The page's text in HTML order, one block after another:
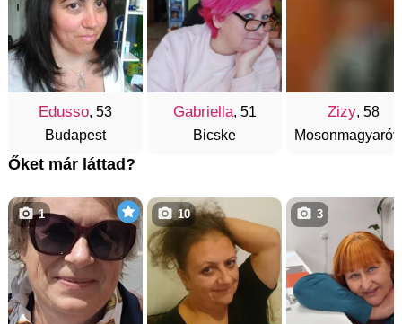
Edusso, 53
Budapest
Gabriella, 51
Bicske
Zizy, 58
Őket már láttad?
1 10 3